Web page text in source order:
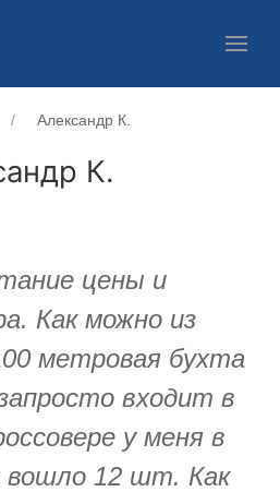
Александр К.
К.
цены и
Как можно из
метровая бухта
входит в
у меня в
вошло 12 шт. Как